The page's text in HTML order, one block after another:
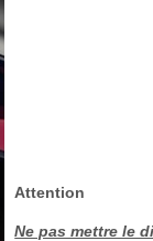
Attention
Ne pas mettre le